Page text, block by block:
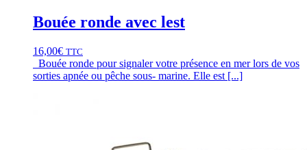
Bouée ronde avec lest
16,00€ TTC
Bouée ronde pour signaler votre présence en mer lors de vos
sorties apnée ou pêche sous- marine. Elle est [...]